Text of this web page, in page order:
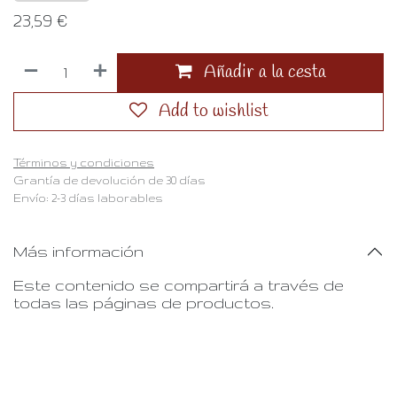
23,59 €
Añadir a la cesta
Add to wishlist
Términos y condiciones
Grantía de devolución de 30 días
Envío: 2-3 días laborables
Más información
Este contenido se compartirá a través de
todas las páginas de productos.